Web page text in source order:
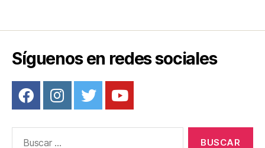
o
k
tir
Síguenos en redes sociales